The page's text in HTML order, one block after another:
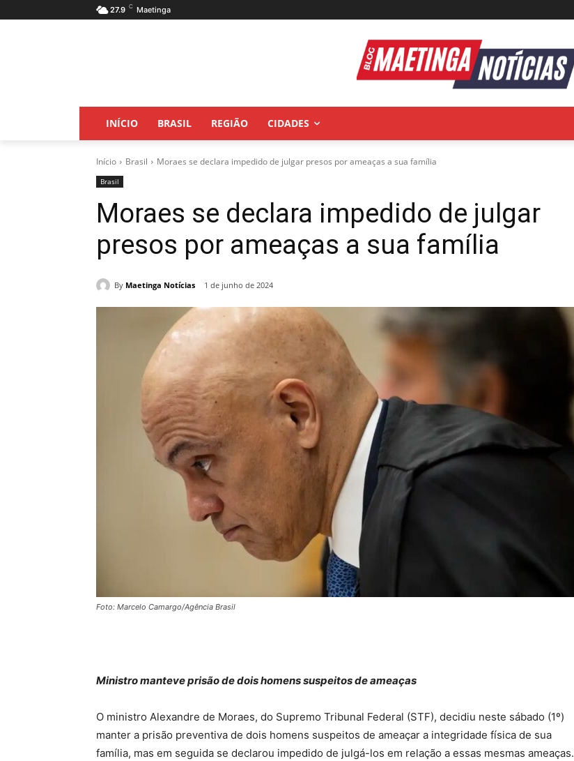
27.9 C Maetinga
INÍCIO BRASIL REGIÃO CIDADES
Início Brasil Moraes se declara impedido de julgar presos por ameaças a sua família
Brasil
Moraes se declara impedido de julgar
presos por ameaças a sua família
By Maetinga Notícias 1 de junho de 2024
Foto: Marcelo Camargo/Agência Brasil
Ministro manteve prisão de dois homens suspeitos de ameaças
O ministro Alexandre de Moraes, do Supremo Tribunal Federal (STF), decidiu neste sábado (1º)
manter a prisão preventiva de dois homens suspeitos de ameaçar a integridade física de sua
família, mas em seguida se declarou impedido de julgá-los em relação a essas mesmas ameaças.